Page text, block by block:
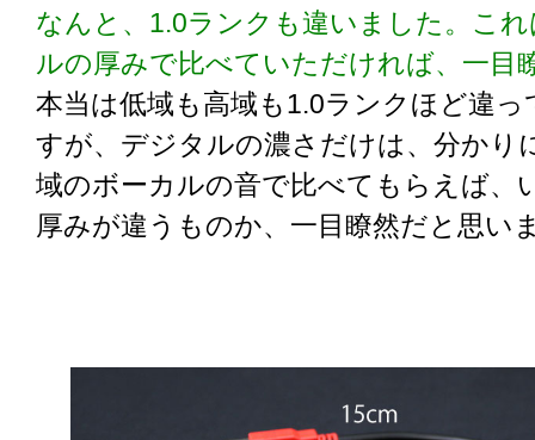
なんと、1.0ランクも違いました。こ
ルの厚みで比べていただければ、一目
本当は低域も高域も1.0ランクほど違
すが、デジタルの濃さだけは、分かり
域のボーカルの音で比べてもらえば、
厚みが違うものか、一目瞭然だと思い